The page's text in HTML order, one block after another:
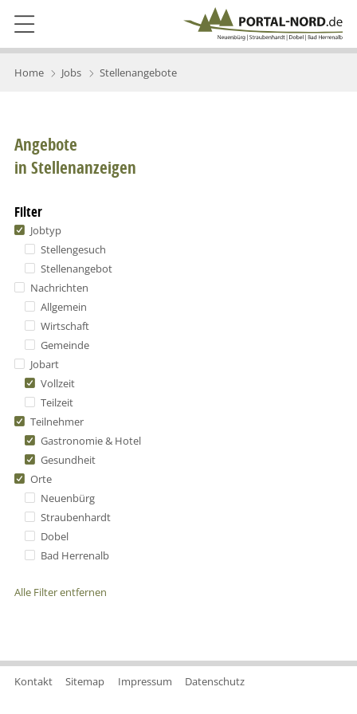
Home Jobs Stellenangebote
Angebote
in Stellenanzeigen
Filter
Jobtyp
Stellengesuch
Stellenangebot
Nachrichten
Allgemein
Wirtschaft
Gemeinde
Jobart
Vollzeit
Teilzeit
Teilnehmer
Gastronomie & Hotel
Gesundheit
Orte
Neuenbürg
Straubenhardt
Dobel
Bad Herrenalb
Alle Filter entfernen
Kontakt Sitemap Impressum Datenschutz